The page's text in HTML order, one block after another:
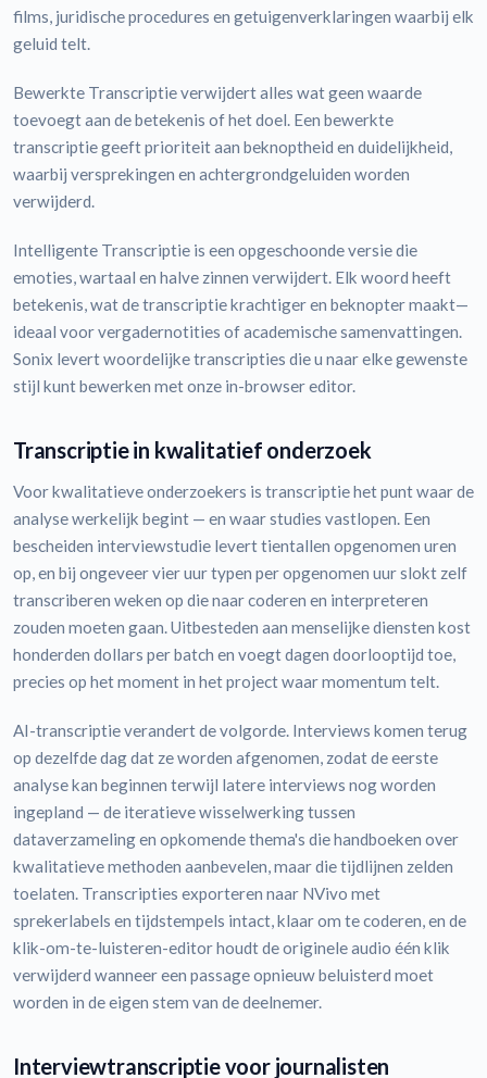
films, juridische procedures en getuigenverklaringen waarbij elk
geluid telt.
Bewerkte Transcriptie verwijdert alles wat geen waarde
toevoegt aan de betekenis of het doel. Een bewerkte
transcriptie geeft prioriteit aan beknoptheid en duidelijkheid,
waarbij versprekingen en achtergrondgeluiden worden
verwijderd.
Intelligente Transcriptie is een opgeschoonde versie die
emoties, wartaal en halve zinnen verwijdert. Elk woord heeft
betekenis, wat de transcriptie krachtiger en beknopter maakt—
ideaal voor vergadernotities of academische samenvattingen.
Sonix levert woordelijke transcripties die u naar elke gewenste
stijl kunt bewerken met onze in-browser editor.
Transcriptie in kwalitatief onderzoek
Voor kwalitatieve onderzoekers is transcriptie het punt waar de
analyse werkelijk begint — en waar studies vastlopen. Een
bescheiden interviewstudie levert tientallen opgenomen uren
op, en bij ongeveer vier uur typen per opgenomen uur slokt zelf
transcriberen weken op die naar coderen en interpreteren
zouden moeten gaan. Uitbesteden aan menselijke diensten kost
honderden dollars per batch en voegt dagen doorlooptijd toe,
precies op het moment in het project waar momentum telt.
AI-transcriptie verandert de volgorde. Interviews komen terug
op dezelfde dag dat ze worden afgenomen, zodat de eerste
analyse kan beginnen terwijl latere interviews nog worden
ingepland — de iteratieve wisselwerking tussen
dataverzameling en opkomende thema's die handboeken over
kwalitatieve methoden aanbevelen, maar die tijdlijnen zelden
toelaten. Transcripties exporteren naar NVivo met
sprekerlabels en tijdstempels intact, klaar om te coderen, en de
klik-om-te-luisteren-editor houdt de originele audio één klik
verwijderd wanneer een passage opnieuw beluisterd moet
worden in de eigen stem van de deelnemer.
Interviewtranscriptie voor journalisten